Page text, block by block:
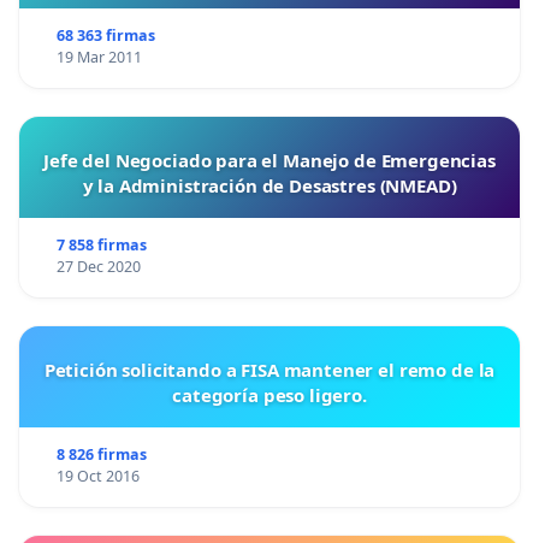
68 363 firmas
19 Mar 2011
Jefe del Negociado para el Manejo de Emergencias
y la Administración de Desastres (NMEAD)
7 858 firmas
27 Dec 2020
Petición solicitando a FISA mantener el remo de la
categoría peso ligero.
8 826 firmas
19 Oct 2016